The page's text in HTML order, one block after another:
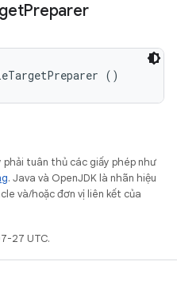
Preparer
()
tuân thủ các giấy phép như
. Java và OpenJDK là nhãn hiệu
và/hoặc đơn vị liên kết của
27 UTC.